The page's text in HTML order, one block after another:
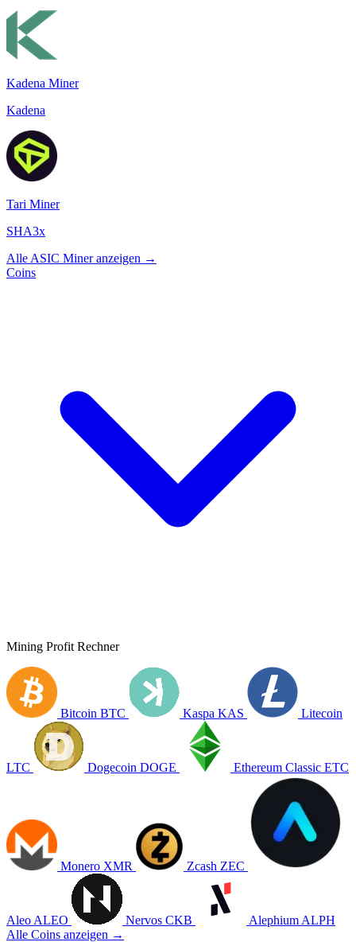
Kadena Miner
Kadena
Tari Miner
SHA3x
Alle ASIC Miner anzeigen →
Coins
Mining Profit Rechner
Bitcoin BTC Kaspa KAS Litecoin
LTC Dogecoin DOGE Ethereum Classic ETC
Monero XMR Zcash ZEC
Aleo ALEO Nervos CKB Alephium ALPH
Alle Coins anzeigen →